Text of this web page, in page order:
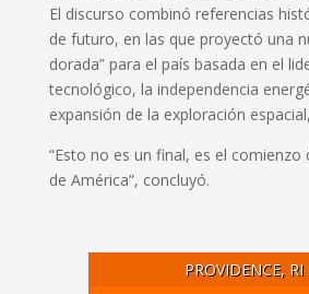
El discurso combinó referencias
de futuro, en las que proyectó una
dorada” para el país basada en el
tecnológico, la independencia
expansión de la exploración
“Esto no es un final, es el comienzo
de América”, concluyó.
PROVIDENCE, RI